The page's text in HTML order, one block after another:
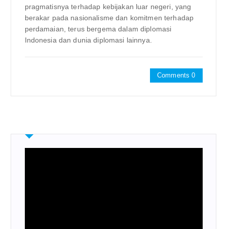
pragmatisnya terhadap kebijakan luar negeri, yang
berakar pada nasionalisme dan komitmen terhadap
perdamaian, terus bergema dalam diplomasi
Indonesia dan dunia diplomasi lainnya.
Comments 0